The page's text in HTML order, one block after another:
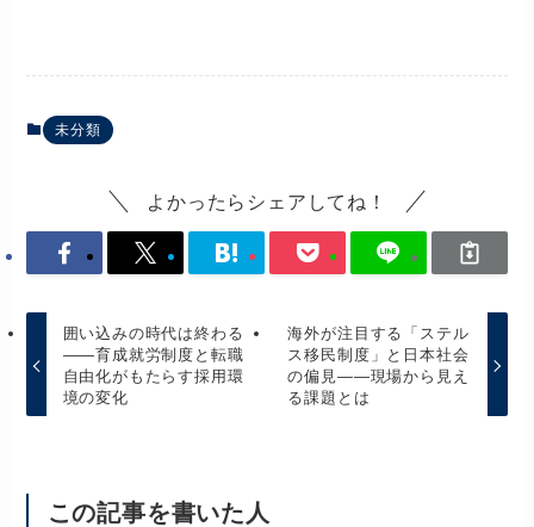
未分類
よかったらシェアしてね！
囲い込みの時代は終わる
――育成就労制度と転職
自由化がもたらす採用環
境の変化
海外が注目する「ステル
ス移民制度」と日本社会
の偏見――現場から見え
る課題とは
この記事を書いた人